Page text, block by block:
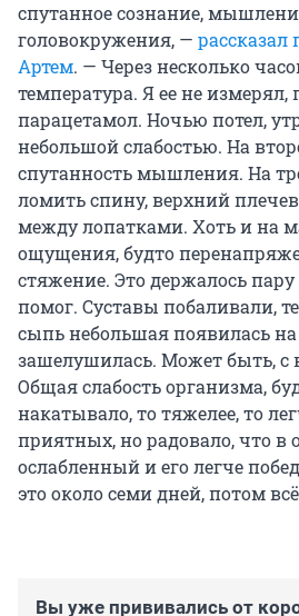
спутанное сознание,
головокружения, — рассказал
Артем. — Через несколько
температура. Я ее не измерял,
парацетамол. Ночью потел,
небольшой слабостью. На
спутанность мышления. На
ломить спину, верхний
между лопатками. Хоть и на
ощущения, будто
стяжение. Это держалось
помог. Суставы побаливали,
сыпь небольшая появилась
зашелушилась. Может быть, с
Общая слабость организма,
накатывало, то тяжелее, то
приятных, но радовало, что в
ослабленный и его легче
это около семи дней, потом
Вы уже прививались от